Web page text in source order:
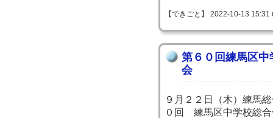
【できごと】 2022-10-13
第６０回練馬区
会
９月２２日（木）練馬
０回 練馬区中学校総